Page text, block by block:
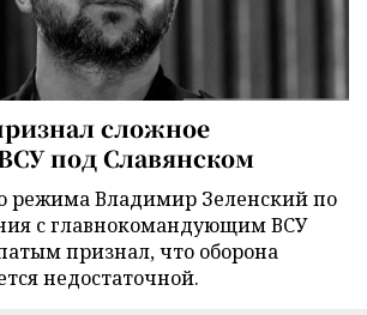
сложное
под Славянском
режима Владимир Зеленский по
с главнокомандующим ВСУ
признал, что оборона
недостаточной.